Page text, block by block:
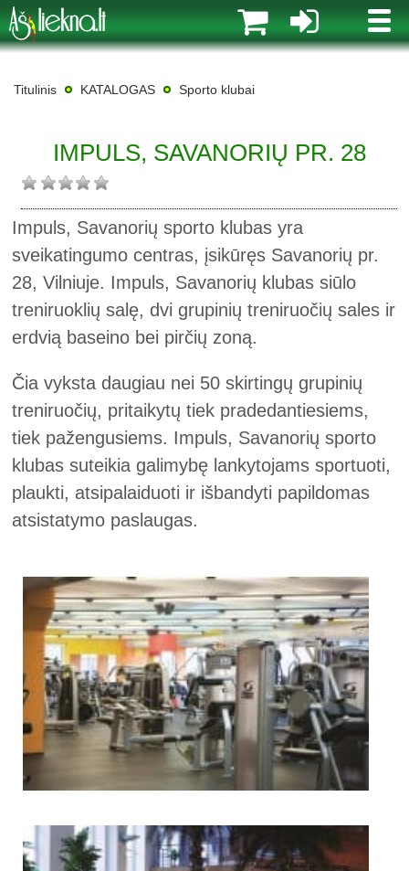
MENIU
Titulinis KATALOGAS Sporto klubai
IMPULS, SAVANORIŲ PR. 28
Impuls, Savanorių sporto klubas yra
sveikatingumo centras, įsikūręs Savanorių pr.
28, Vilniuje. Impuls, Savanorių klubas siūlo
treniruoklių salę, dvi grupinių treniruočių sales ir
erdvią baseino bei pirčių zoną.
Čia vyksta daugiau nei 50 skirtingų grupinių
treniruočių, pritaikytų tiek pradedantiesiems,
tiek pažengusiems. Impuls, Savanorių sporto
klubas suteikia galimybę lankytojams sportuoti,
plaukti, atsipalaiduoti ir išbandyti papildomas
atsistatymo paslaugas.